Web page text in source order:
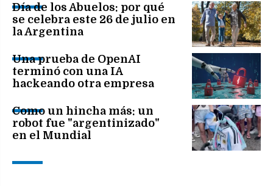
Día de los Abuelos: por qué
se celebra este 26 de julio en
la Argentina
Una prueba de OpenAI
terminó con una IA
hackeando otra empresa
Como un hincha más: un
robot fue "argentinizado"
en el Mundial